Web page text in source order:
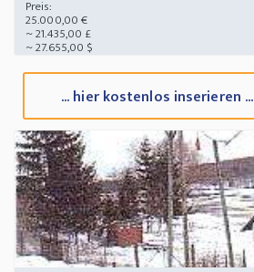
Preis:
25.000,00 €
~ 21.435,00 £
~ 27.655,00 $
... hier kostenlos inserieren ...